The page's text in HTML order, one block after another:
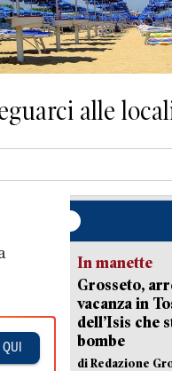
alle
In manette
Grosseto,
vacanza in
dell’Isis che
bombe
di Redazione